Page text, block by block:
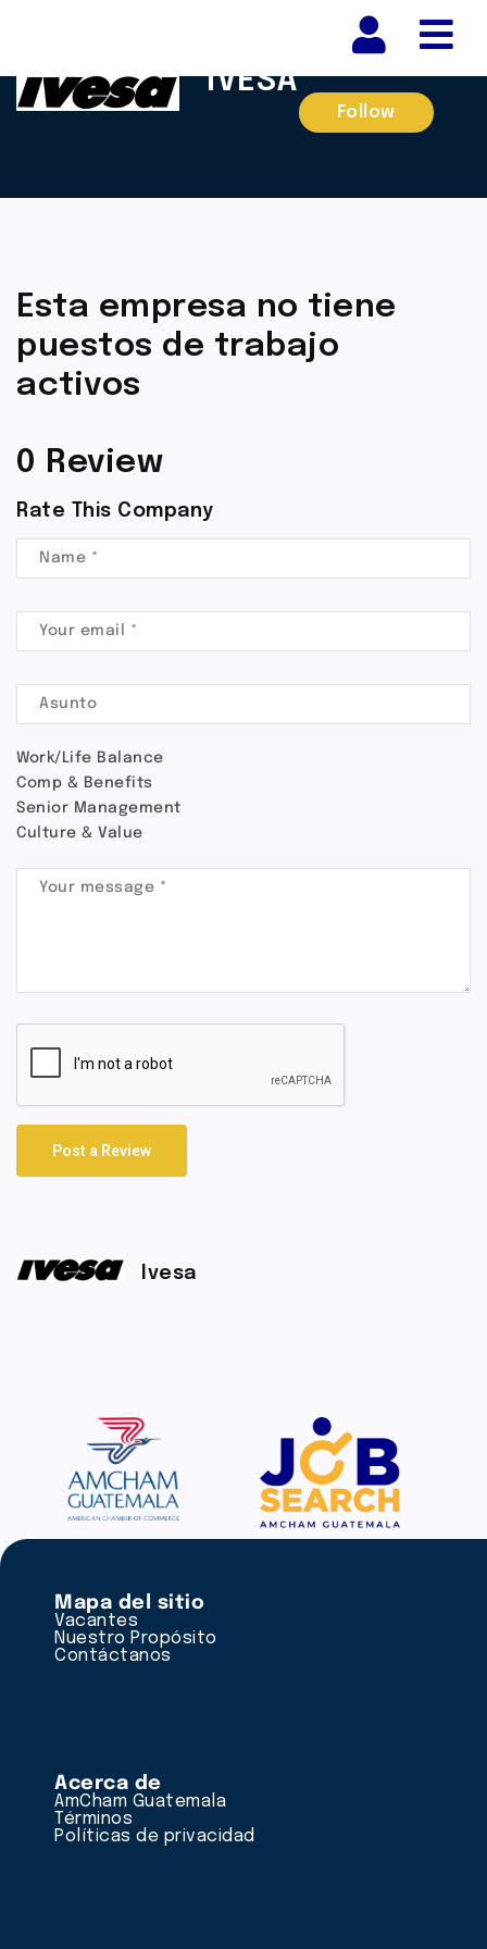
IVESA
Follow
Esta empresa no tiene
puestos de trabajo
activos
0 Review
Rate This Company
Work/Life Balance
Comp & Benefits
Senior Management
Culture & Value
Post a Review
Ivesa
Mapa del sitio
Vacantes
Nuestro Propósito
Contáctanos
Acerca de
AmCham Guatemala
Términos
Políticas de privacidad